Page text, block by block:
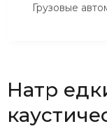
Грузовые
Натр